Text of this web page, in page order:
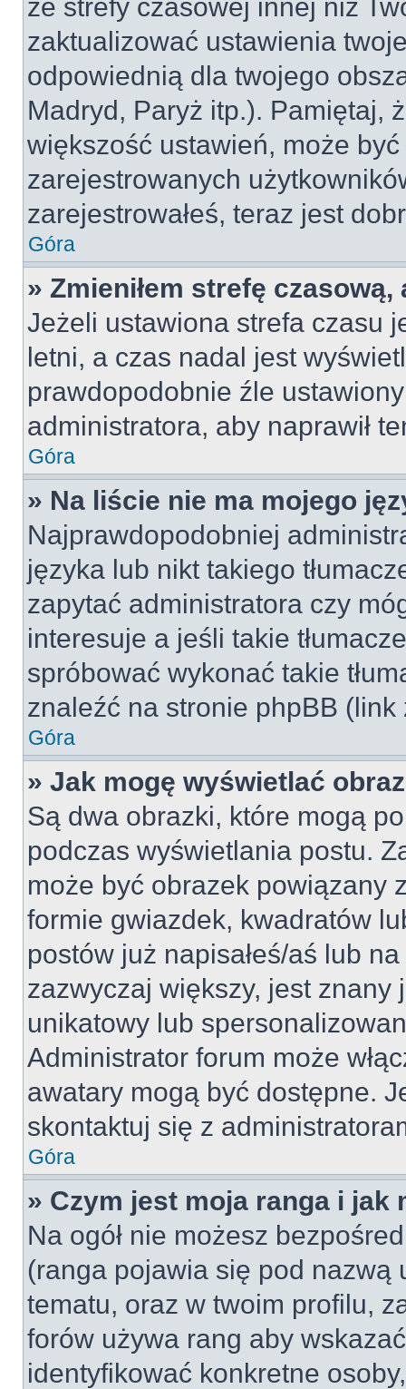
ze strefy czasowej innej niż
zaktualizować ustawienia
odpowiednią dla twojego
Madryd, Paryż itp.). Pamiętaj,
większość ustawień, może
zarejestrowanych
zarejestrowałeś, teraz jest
Góra
» Zmieniłem strefę
Jeżeli ustawiona strefa czasu
letni, a czas nadal jest
prawdopodobnie źle
administratora, aby naprawił
Góra
» Na liście nie ma mojego
Najprawdopodobniej
języka lub nikt takiego
zapytać administratora czy
interesuje a jeśli takie
spróbować wykonać takie
znaleźć na stronie phpBB
Góra
» Jak mogę wyświetlać
Są dwa obrazki, które mogą
podczas wyświetlania postu.
może być obrazek powiązany
formie gwiazdek, kwadratów
postów już napisałeś/aś lub
zazwyczaj większy, jest
unikatowy lub
Administrator forum może
awatary mogą być dostępne.
skontaktuj się z
Góra
» Czym jest moja ranga i jak
Na ogół nie możesz
(ranga pojawia się pod
tematu, oraz w twoim profilu,
forów używa rang aby
identyfikować konkretne